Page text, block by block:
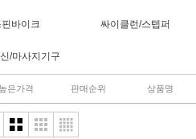
핀바이크 싸이클런/스텝퍼
/마사지기구
높은가격 판매순위 상품명